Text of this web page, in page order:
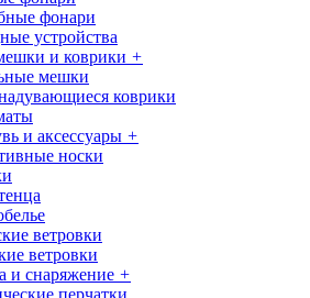
фонари
устройства
и коврики +
мешки
коврики
и аксессуары +
носки
ветровки
ветровки
и снаряжение +
перчатки